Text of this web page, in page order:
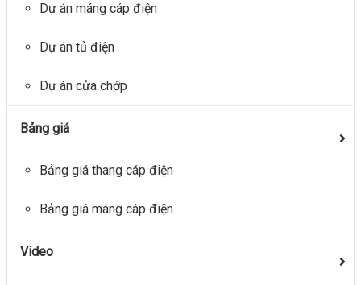
Dự án máng cáp điện
Dự án tủ điện
Dự án cửa chớp
Bảng giá
Bảng giá thang cáp điện
Bảng giá máng cáp điện
Video